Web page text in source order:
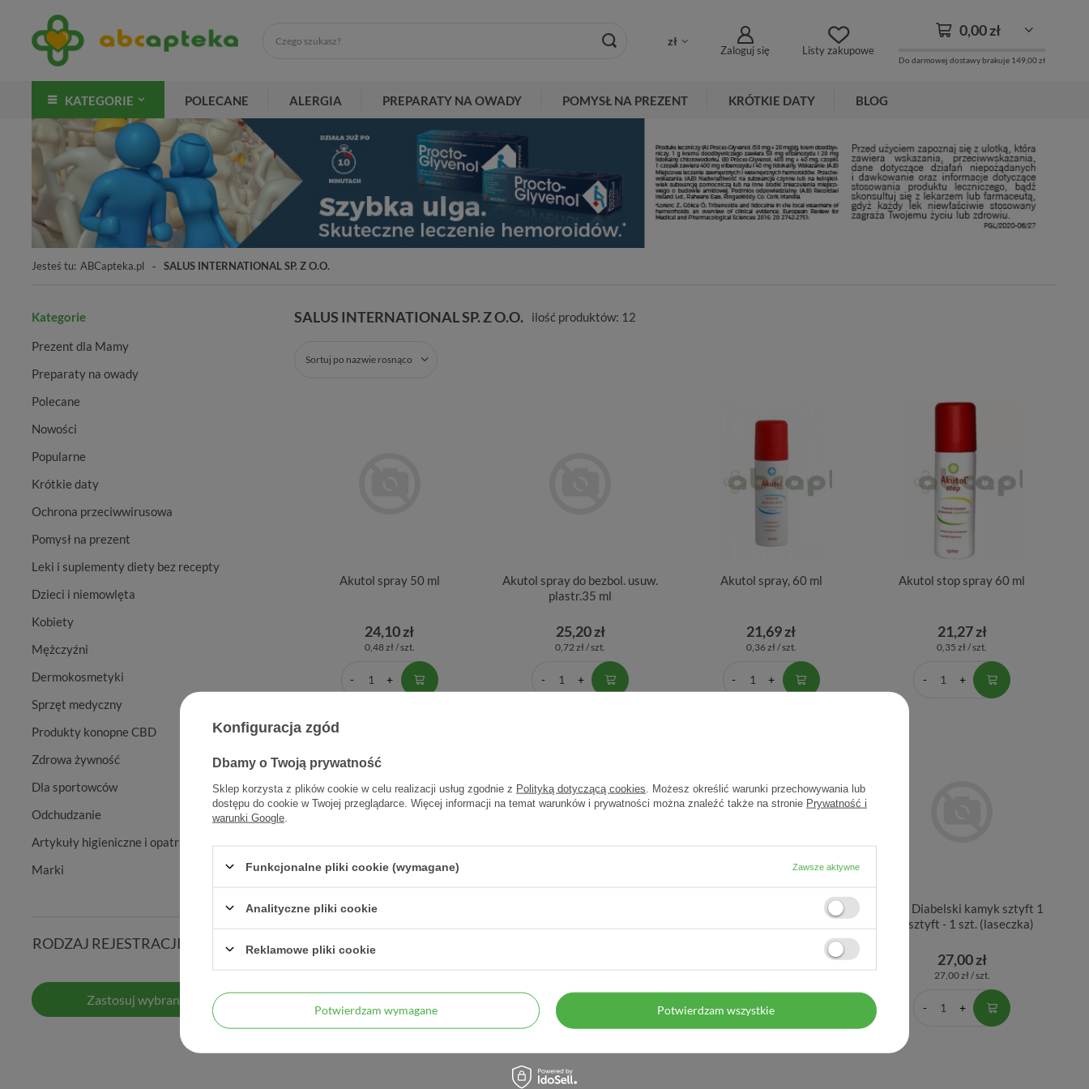
zł
Zaloguj się Listy zakupowe
0,00 zł
Do darmowej dostawy brakuje 149,00 zł
KATEGORIE POLECANE ALERGIA PREPARATY NA OWADY POMYSŁ NA PREZENT KRÓTKIE DATY BLOG
Jesteś tu: ABCapteka.pl SALUS INTERNATIONAL SP. Z O.O.
Kategorie
Prezent dla Mamy
Preparaty na owady
Polecane
Nowości
Popularne
Krótkie daty
Ochrona przeciwwirusowa
Pomysł na prezent
Leki i suplementy diety bez recepty
Dzieci i niemowlęta
Kobiety
Mężczyźni
Dermokosmetyki
Sprzęt medyczny
Produkty konopne CBD
Zdrowa żywność
Dla sportowców
Odchudzanie
Artykuły higieniczne i opatrunkowe
Marki
RODZAJ REJESTRACJI
Zastosuj wybrane filtry
SALUS INTERNATIONAL SP. Z O.O. ilość produktów: 12
Sortuj po nazwie rosnąco
Akutol spray 50 ml
24,10 zł
0,48 zł / szt.
Akutol spray do bezbol. usuw.
plastr.35 ml
25,20 zł
0,72 zł / szt.
Akutol spray, 60 ml
21,69 zł
0,36 zł / szt.
Akutol stop spray 60 ml
21,27 zł
0,35 zł / szt.
Aspirator wydzieliny SOPELEK
6,89 zł
Femiflamax, 60 tabletek
Lapis Diabelski kamyk sztyft 1
szt sztyft - 1 szt. (laseczka)
27,00 zł
27,00 zł / szt.
Konfiguracja zgód
Dbamy o Twoją prywatność
Sklep korzysta z plików cookie w celu realizacji usług zgodnie z Polityką dotyczącą cookies . Możesz określić warunki przechowywania lub
dostępu do cookie w Twojej przeglądarce. Więcej informacji na temat warunków i prywatności można znaleźć także na stronie Prywatność i
warunki Google
Funkcjonalne pliki cookie (wymagane) Zawsze aktywne
Analityczne pliki cookie
Reklamowe pliki cookie
Potwierdzam wymagane Potwierdzam wszystkie